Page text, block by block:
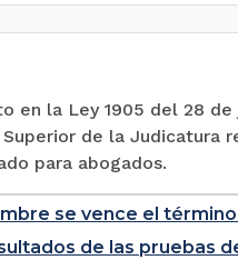
en la Ley 1905 del 28 de
Superior de la Judicatura
para abogados.
se vence el
de las pruebas